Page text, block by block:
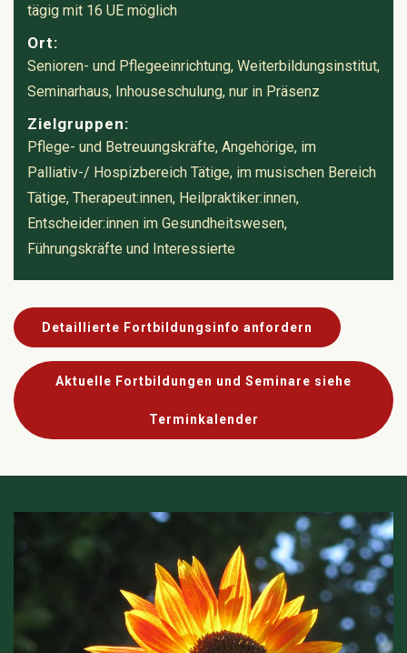
tägig mit 16 UE möglich
Ort:
Senioren- und Pflegeeinrichtung, Weiterbildungsinstitut,
Seminarhaus, Inhouseschulung, nur in Präsenz
Zielgruppen:
Pflege- und Betreuungskräfte, Angehörige, im
Palliativ-/ Hospizbereich Tätige, im musischen Bereich
Tätige, Therapeut:innen, Heilpraktiker:innen,
Entscheider:innen im Gesundheitswesen,
Führungskräfte und Interessierte
Detaillierte Fortbildungsinfo anfordern
Aktuelle Fortbildungen und Seminare siehe
Terminkalender